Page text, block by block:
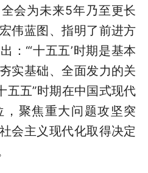
为未来5年乃至更长
伟蓝图、指明了前进方
：“‘十五五’时期是基本
实基础、全面发力的关
五五”时期在中国式现代
聚焦重大问题攻坚突
会主义现代化取得决定